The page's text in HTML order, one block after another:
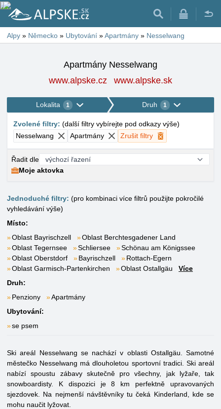
Alpy » Německo » Ubytování »Apartmány » Nesselwang
Apartmány Nesselwang
www.alpske.cz
www.alpske.sk
Lokalita 1 Druh 1
Zvolené filtry: (další filtry vybírejte pod odkazy výše)
Nesselwang
Apartmány Zrušit filtry
Řadit dle
Moje aktovka
Jednoduché filtry: (pro kombinaci více filtrů použijte pokročilé
vyhledávání výše)
Místo:
Oblast Bayrischzell
Oblast Berchtesgadener Land
Oblast Tegernsee
Schliersee
Schönau am Königssee
Oblast Oberstdorf
Bayrischzell
Rottach-Egern
Oblast Garmisch-Partenkirchen
Oblast Ostallgäu
Více
Druh:
Penziony
Apartmány
Ubytování:
se psem
Ski areál Nesselwang se nachází v oblasti Ostallgäu. Samotné
městečko Nesselwang má dlouholetou sportovní tradici. Ski areál
nabízí spoustu zábavy skutečně pro všechny, jak lyžaře, tak
snowboardisty. K dispozici je 8 km perfektně upravovaných
sjezdovek. Na nejmenší návštěvníky tu čeká Kinderland, kde se
mohu naučit lyžovat.